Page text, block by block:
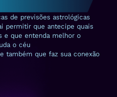
de previsões astrológicas
permitir que antecipe quais
e que entenda melhor o
o céu
também que faz sua conexão